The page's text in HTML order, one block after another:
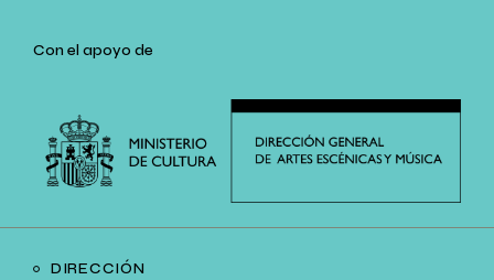
Con el apoyo de
DIRECCIÓN